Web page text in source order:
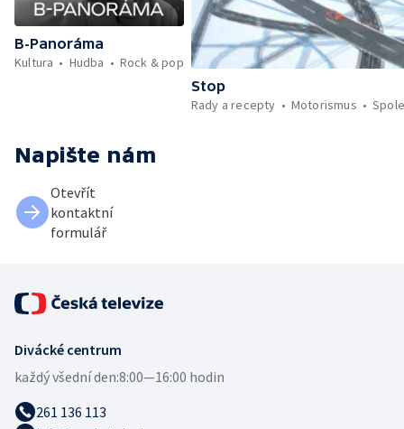
B-Panoráma
Kultura
Hudba
Rock & pop
Stop
Rady a recepty
Motorismus
Napište nám
Otevřít
kontaktní
formulář
Divácké centrum
každý všední den:8:00—16:00 hodin
261 136 113